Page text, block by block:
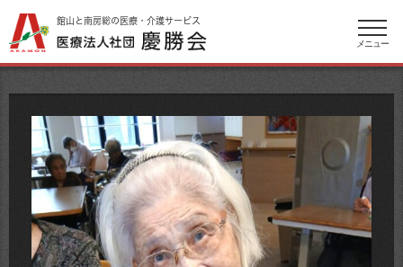
館山と南房総の医療・介護サービス
メニュー